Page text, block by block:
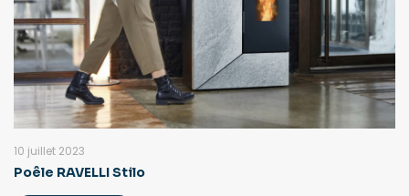
10 juillet 2023
Poêle RAVELLI Stilo